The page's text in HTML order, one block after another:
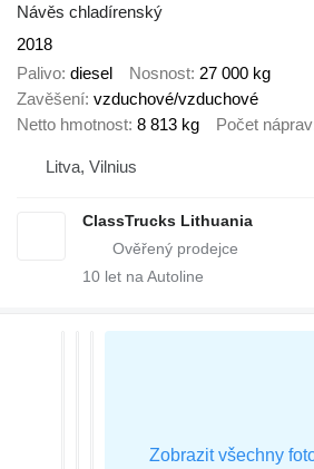
Návěs chladírenský
2018
Palivo diesel Nosnost 27 000 kg
Zavěšení vzduchové/vzduchové
Netto hmotnost 8 813 kg Počet náprav
Litva, Vilnius
ClassTrucks Lithuania
10 let na Autoline